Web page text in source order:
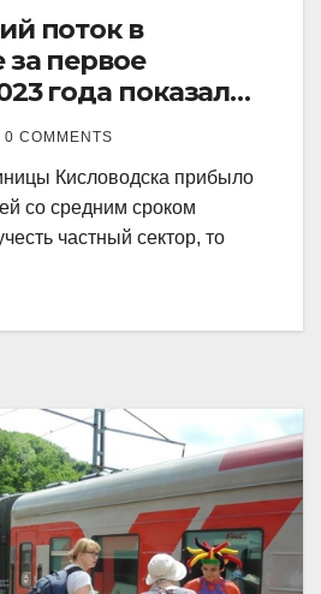
поток в
за первое
года показал
в 21 процент.
0 COMMENTS
Кисловодска прибыло
со средним сроком
частный сектор, то